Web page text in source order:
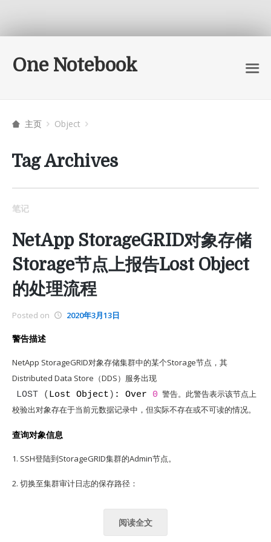
One Notebook
主页 Object
Tag Archives
笔记
NetApp StorageGRID对象存储
Storage节点上报告Lost Object
的处理流程
Posted on 2020年3月13日
警告描述
NetApp StorageGRID对象存储集群中的某个Storage节点，其
Distributed Data Store（DDS）服务出现
LOST ( Lost Object ) : Over 0 警告。此警告表示该节点上
校验出对象存在于当前元数据记录中，但实际不存在或不可读的情况。
查询对象信息
1. SSH登陆到StorageGRID集群的Admin节点。
2. 切换至集群审计日志的保存路径：
阅读全文